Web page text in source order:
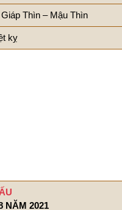
Giáp Thìn – Mậu Thìn
kỵ
NĂM 2021